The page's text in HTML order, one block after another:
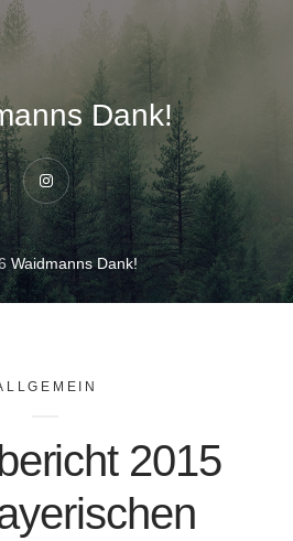
Dank!
Instagram
Waidmanns Dank!
2015